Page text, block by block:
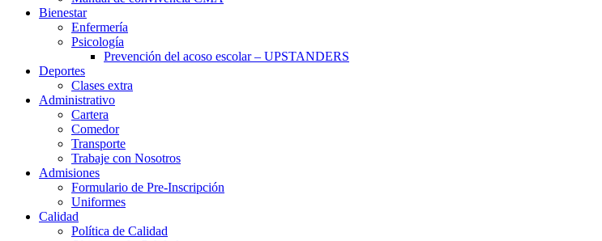
Bienestar
Enfermería
Psicología
Prevención del acoso escolar – UPSTANDERS
Deportes
Clases extra
Administrativo
Cartera
Comedor
Transporte
Trabaje con Nosotros
Admisiones
Formulario de Pre-Inscripción
Uniformes
Calidad
Política de Calidad